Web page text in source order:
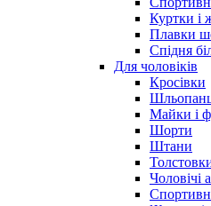
Куртки і
Плавки
Спідня
Для чоловіків
Кросівки
Майки і
Шорти
Штани
Чоловічі